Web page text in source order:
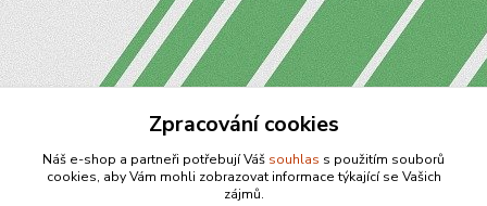
Zpracování cookies
Náš e-shop a partneři potřebují Váš souhlas s použitím souborů
cookies, aby Vám mohli zobrazovat informace týkající se Vašich
zájmů.